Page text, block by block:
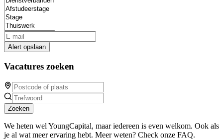
Alert opslaan
Vacatures zoeken
Zoeken
We heten wel YoungCapital, maar iedereen is even welkom. Ook als
je al wat meer ervaring hebt. Meer weten? Check onze FAQ.